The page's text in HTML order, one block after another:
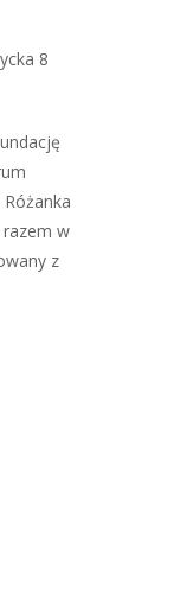
8
w
z